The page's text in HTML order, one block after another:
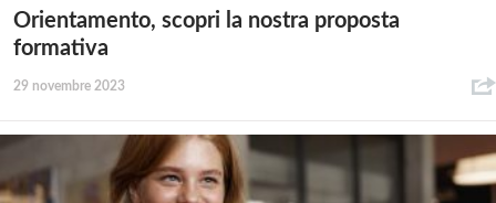
Orientamento, scopri la nostra proposta
formativa
29 novembre 2023